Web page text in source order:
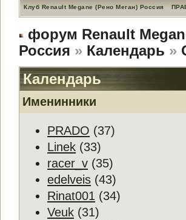
Клуб Renault Megane (Рено Меган) Россия
форум Renault
Россия » Календарь »
Календарь
Именинники
PRADO (37)
Linek (33)
racer_v (35)
edelveis (43)
Rinat001 (34)
Veuk (31)